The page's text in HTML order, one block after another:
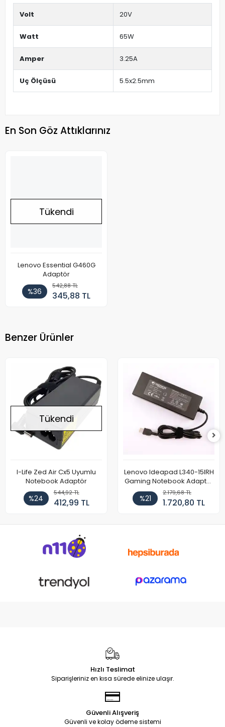
Volt 20V
Watt 65W
Amper 3.25A
Uç Ölçüsü 5.5x2.5mm
En Son Göz Attıklarınız
Tükendi
Lenovo Essential G460G
Adaptör
%36
542,88 TL
345,88 TL
Benzer Ürünler
Tükendi
I-Life Zed Air Cx5 Uyumlu
Notebook Adaptör
%24
544,92 TL
412,99 TL
Lenovo Ideapad L340-15IRH
Gaming Notebook Adaptör
Cihazı Şarj Aleti (150W)
%21
2.179,68 TL
1.720,80 TL
Hızlı Teslimat
Siparişleriniz en kısa sürede elinize ulaşır.
Güvenli Alışveriş
Güvenli ve kolay ödeme sistemi